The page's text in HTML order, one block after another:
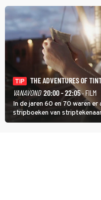
TIP
THE ADVENTURES OF
VANAVOND 20:00 - 22:05· FILM
In de jaren 60 en 70 waren
stripboeken van
meer tot leven in The